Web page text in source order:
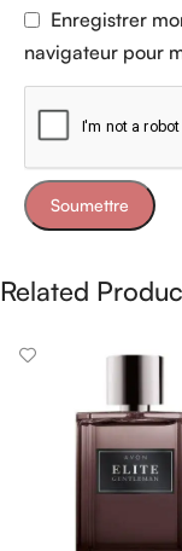
Enregistrer
navigateur pour
Related